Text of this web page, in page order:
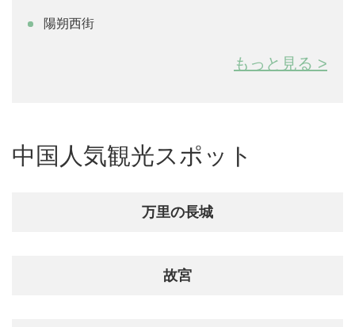
陽朔西街
もっと見る >
中国人気観光スポット
万里の長城
故宮